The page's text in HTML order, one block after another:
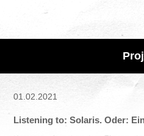
01.02.2021
Listening to: Solaris. Oder: